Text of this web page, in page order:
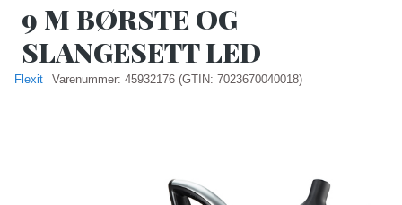
9 M BØRSTE OG
SLANGESETT LED
Flexit Varenummer: 45932176 (GTIN: 7023670040018)